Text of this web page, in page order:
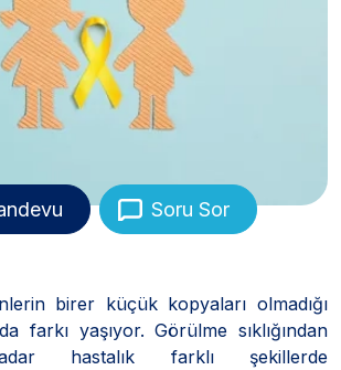
Soru Sor
birer küçük kopyaları olmadığı
farkı yaşıyor. Görülme sıklığından
hastalık farklı şekillerde